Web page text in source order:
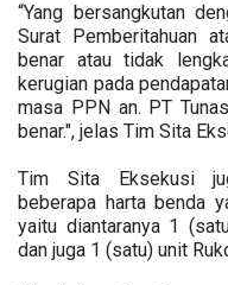
“Yang bersangkutan
Surat Pemberitahuan
benar atau tidak
kerugian pada
masa PPN an. PT
benar.", jelas Tim Sita
Tim Sita Eksekusi
beberapa harta benda
yaitu diantaranya 1
dan juga 1 (satu) unit